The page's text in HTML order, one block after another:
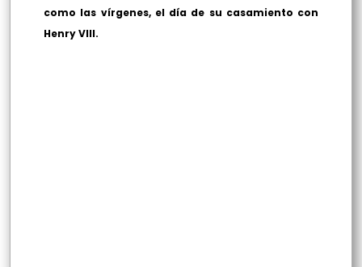
como las vírgenes, el día de su casamiento con
Henry VIII.